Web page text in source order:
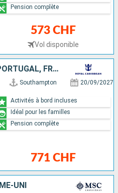
573 CHF
Vol disponible
Pension complète
ROYAUME-UNI, ESPAGNE, PORTUGAL, FRANCE
Southampton 20/09/2027
771 CHF
Activités à bord incluses
Idéal pour les familles
Pension complète
UNI